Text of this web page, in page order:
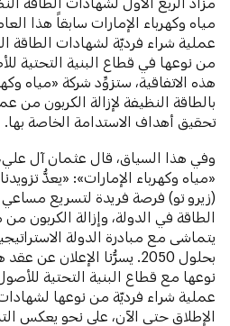
مياه وكهرباء الإمارات سابقاً هذا
عملية شراء فرديّة لشهادات الطاقة
من نوعها في قطاع البنية التحتية
هذه الاتفاقية، ستزوِّد شركة «مياه
بالطاقة النظيفة لإزالة الكربون من
تحقيق أهداف الاستدامة الخاصة بها.
وفي هذا السياق، قال عثمان آل
«مياه وكهرباء الإمارات»: «يعدُّ
(زيرو تو) فرصة فريدة لتسريع
الطاقة في الدولة، وإزالة الكربون
يتماشى مع مبادرة الدولة
بحلول 2050. يسرُّنا الإعلان عن
نوعها مع قطاع البنية التحتية
عملية شراء فرديّة من نوعها
الإطلاق حتى الآن، على نحو يعكس